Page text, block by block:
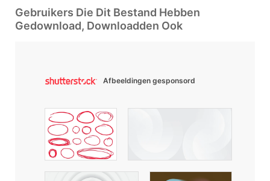
Gebruikers Die Dit Bestand Hebben
Gedownload, Downloadden Ook
Afbeeldingen gesponsord